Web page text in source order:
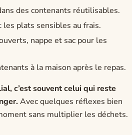
des contenants réutilisables.
plats sensibles au frais.
nappe et sac pour les
à la maison après le repas.
c’est souvent celui qui reste
Avec quelques réflexes bien
sans multiplier les déchets.